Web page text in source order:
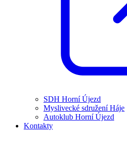
SDH Horní Újezd
Myslivecké sdružení Háje
Autoklub Horní Újezd
Kontakty